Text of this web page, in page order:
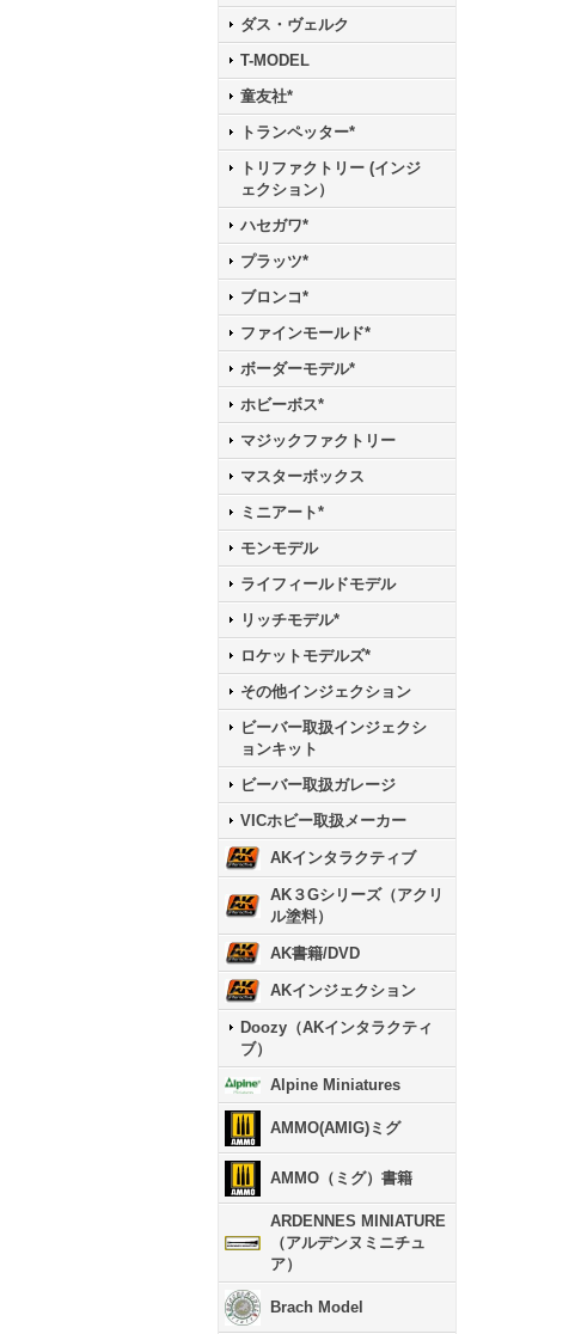
ダス・ヴェルク
T-MODEL
童友社*
トランペッター*
トリファクトリー (インジ
ェクション）
ハセガワ*
プラッツ*
ブロンコ*
ファインモールド*
ボーダーモデル*
ホビーボス*
マジックファクトリー
マスターボックス
ミニアート*
モンモデル
ライフィールドモデル
リッチモデル*
ロケットモデルズ*
その他インジェクション
ビーバー取扱インジェクシ
ョンキット
ビーバー取扱ガレージ
VICホビー取扱メーカー
AKインタラクティブ
AK３Gシリーズ（アクリ
ル塗料）
AK書籍/DVD
AKインジェクション
Doozy（AKインタラクティ
ブ）
Alpine Miniatures
AMMO(AMIG)ミグ
AMMO（ミグ）書籍
ARDENNES MINIATURE
（アルデンヌミニチュ
ア）
Brach Model